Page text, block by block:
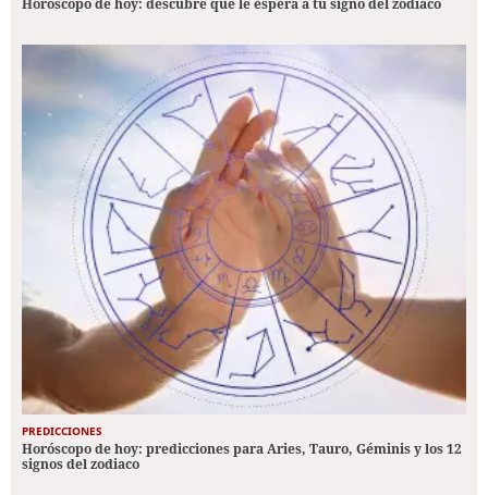
Horóscopo de hoy: descubre qué le espera a tu signo del zodiaco
PREDICCIONES
Horóscopo de hoy: predicciones para Aries, Tauro, Géminis y los 12
signos del zodiaco